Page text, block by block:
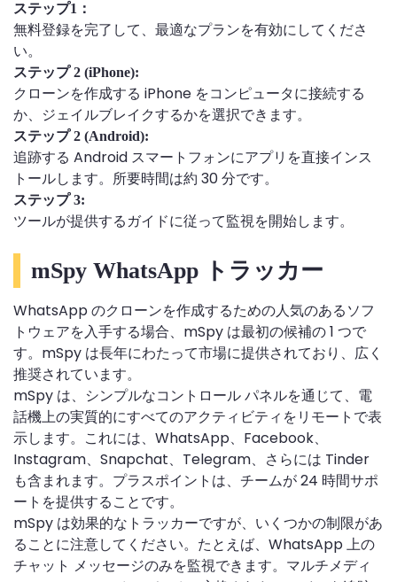
ステップ1：
無料登録を完了して、最適なプランを有効にしてくださ
い。
ステップ 2 (iPhone):
クローンを作成する iPhone をコンピュータに接続する
か、ジェイルブレイクするかを選択できます。
ステップ 2 (Android):
追跡する Android スマートフォンにアプリを直接インス
トールします。所要時間は約 30 分です。
ステップ 3:
ツールが提供するガイドに従って監視を開始します。
mSpy WhatsApp トラッカー
WhatsApp のクローンを作成するための人気のあるソフ
トウェアを入手する場合、mSpy は最初の候補の 1 つで
す。mSpy は長年にわたって市場に提供されており、広く
推奨されています。
mSpy は、シンプルなコントロール パネルを通じて、電
話機上の実質的にすべてのアクティビティをリモートで表
示します。これには、WhatsApp、Facebook、
Instagram、Snapchat、Telegram、さらには Tinder
も含まれます。プラスポイントは、チームが 24 時間サポ
ートを提供することです。
mSpy は効果的なトラッカーですが、いくつかの制限があ
ることに注意してください。たとえば、WhatsApp 上の
チャット メッセージのみを監視できます。マルチメディ